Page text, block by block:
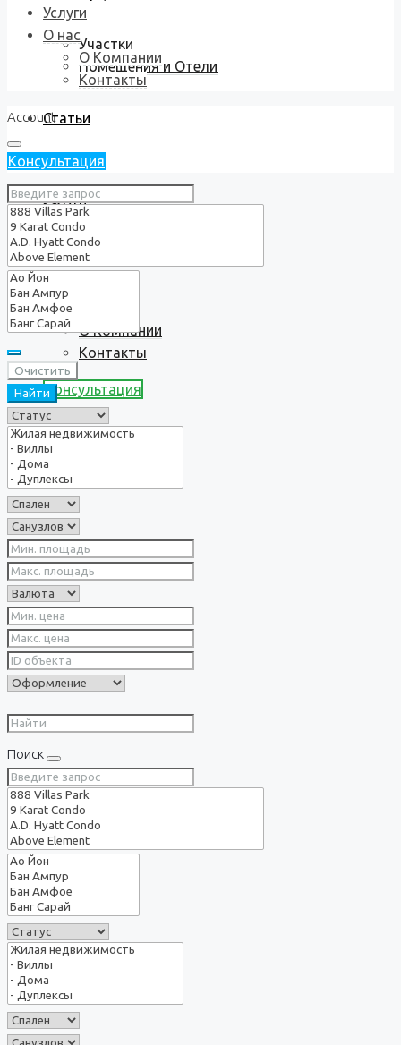
Участки
Помещения и Отели
Статьи
Услуги
О нас
О Компании
Контакты
Консультация
Услуги
О нас
О Компании
Контакты
Account
Консультация
Очистить
Найти
Поиск